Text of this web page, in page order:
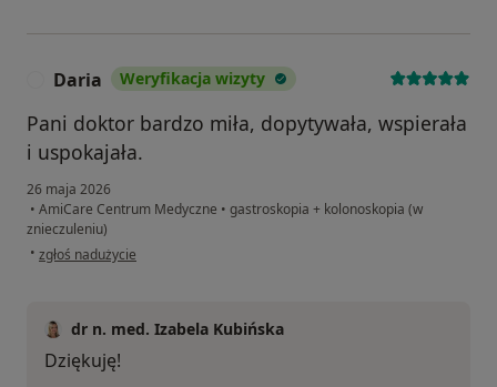
Daria Weryfikacja wizyty
Pani doktor bardzo miła, dopytywała, wspierała
i uspokajała.
26 maja 2026
• AmiCare Centrum Medyczne • gastroskopia + kolonoskopia (w
znieczuleniu)
• w opinii użytkownika Daria
zgłoś nadużycie
dr n. med. Izabela Kubińska
Dziękuję!